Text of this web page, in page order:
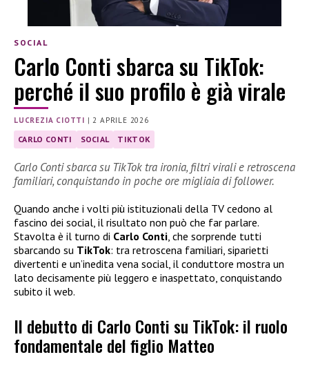
SOCIAL
Carlo Conti sbarca su TikTok:
perché il suo profilo è già virale
LUCREZIA CIOTTI |2 APRILE 2026
CARLO CONTI SOCIAL TIKTOK
Carlo Conti sbarca su TikTok tra ironia, filtri virali e retroscena
familiari, conquistando in poche ore migliaia di follower.
Quando anche i volti più istituzionali della TV cedono al
fascino dei social, il risultato non può che far parlare.
Stavolta è il turno di Carlo Conti, che sorprende tutti
sbarcando su TikTok: tra retroscena familiari, siparietti
divertenti e un’inedita vena social, il conduttore mostra un
lato decisamente più leggero e inaspettato, conquistando
subito il web.
Il debutto di Carlo Conti su TikTok: il ruolo
fondamentale del figlio Matteo